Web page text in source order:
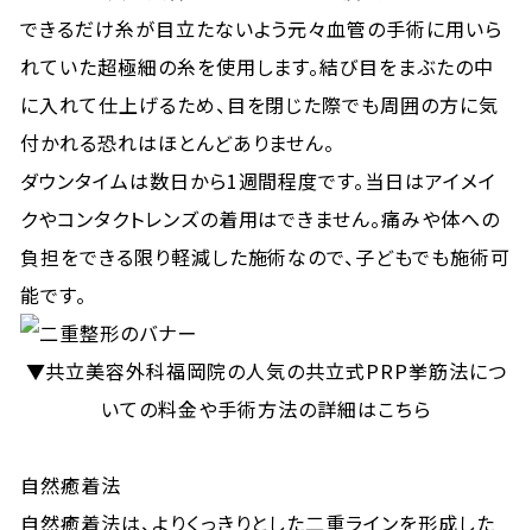
できるだけ糸が目立たないよう元々血管の手術に用いら
れていた超極細の糸を使用します。結び目をまぶたの中
に入れて仕上げるため、目を閉じた際でも周囲の方に気
付かれる恐れはほとんどありません。
ダウンタイムは数日から1週間程度です。当日はアイメイ
クやコンタクトレンズの着用はできません。痛みや体への
負担をできる限り軽減した施術なので、子どもでも施術可
能です。
▼共立美容外科福岡院の人気の共立式PRP挙筋法につ
いての料金や手術方法の詳細はこちら
自然癒着法
自然癒着法は、よりくっきりとした二重ラインを形成した